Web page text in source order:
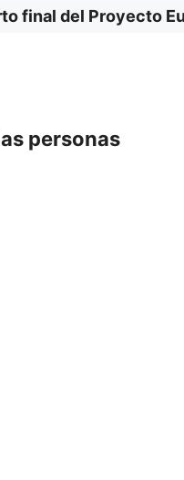
final del Proyecto
personas